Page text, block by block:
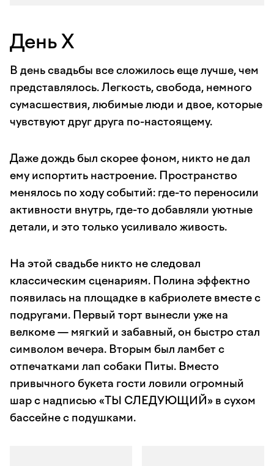
День X
В день свадьбы все сложилось еще лучше, чем
представлялось. Легкость, свобода, немного
сумасшествия, любимые люди и двое, которые
чувствуют друг друга по-настоящему.
Даже дождь был скорее фоном, никто не дал
ему испортить настроение. Пространство
менялось по ходу событий: где-то переносили
активности внутрь, где-то добавляли уютные
детали, и это только усиливало живость.
На этой свадьбе никто не следовал
классическим сценариям. Полина эффектно
появилась на площадке в кабриолете вместе с
подругами. Первый торт вынесли уже на
велкоме — мягкий и забавный, он быстро стал
символом вечера. Вторым был ламбет с
отпечатками лап собаки Питы. Вместо
привычного букета гости ловили огромный
шар с надписью «ТЫ СЛЕДУЮЩИЙ» в сухом
бассейне с подушками.